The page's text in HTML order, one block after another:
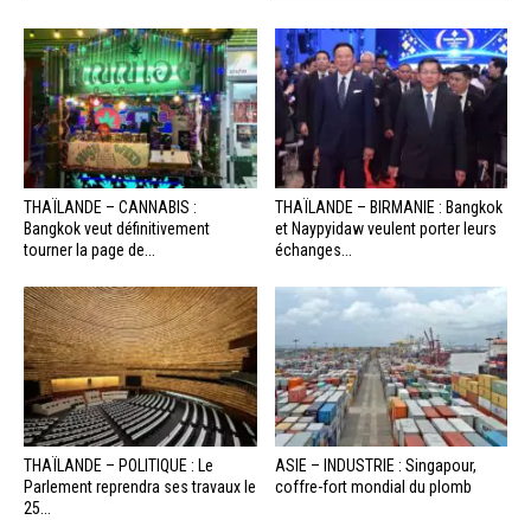
THAÏLANDE – CANNABIS :
Bangkok veut définitivement
tourner la page de...
THAÏLANDE – BIRMANIE : Bangkok
et Naypyidaw veulent porter leurs
échanges...
THAÏLANDE – POLITIQUE : Le
Parlement reprendra ses travaux le
25...
ASIE – INDUSTRIE : Singapour,
coffre-fort mondial du plomb